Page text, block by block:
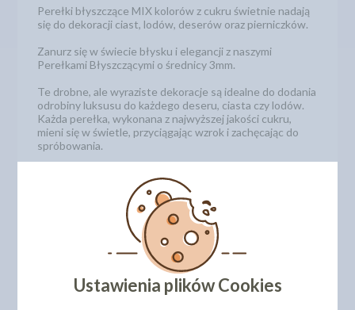
Perełki błyszczące MIX kolorów z cukru świetnie nadają
się do dekoracji ciast, lodów, deserów oraz pierniczków.
Zanurz się w świecie błysku i elegancji z naszymi
Perełkami Błyszczącymi o średnicy 3mm.
Te drobne, ale wyraziste dekoracje są idealne do dodania
odrobiny luksusu do każdego deseru, ciasta czy lodów.
Każda perełka, wykonana z najwyższej jakości cukru,
mieni się w świetle, przyciągając wzrok i zachęcając do
spróbowania.
ozdób, które są nie tylko piękne, ale i łatwe w użyciu.
Dodaj je do swojego wypieku i obserwuj, jak zwykłe
ciasto zamienia się w dzieło sztuki.
Rozmiar: około 3 mm
Gramatura: 40g
Kod produktu: 5051454
Kod kreskowy / EAN: 5906742623246
Ustawienia plików Cookies